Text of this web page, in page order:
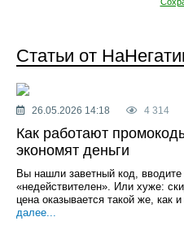
Статьи от
26.05.2026 14:18 4 314
Как работают
экономят деньги
Вы нашли заветный код,
«недействителен». Или хуже:
цена оказывается такой же, как
далее...